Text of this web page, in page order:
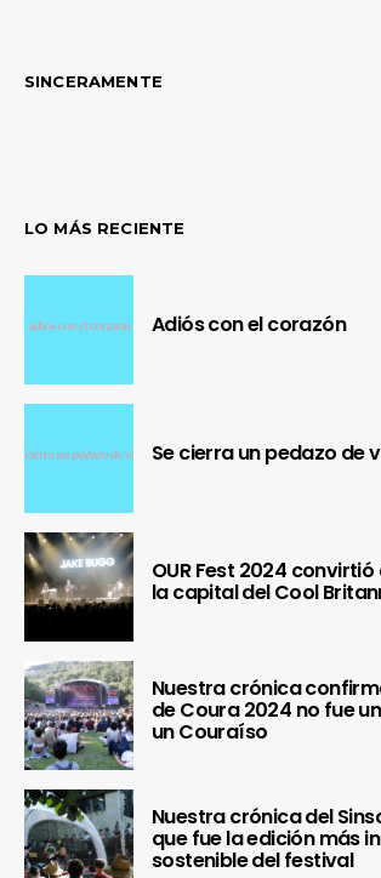
SINCERAMENTE
LO MÁS RECIENTE
Adiós con el corazón
Se cierra un pedazo de
OUR Fest 2024 convirtió
la capital del Cool
Nuestra crónica
de Coura 2024 no fue
un Couraíso
Nuestra crónica del
que fue la edición más
sostenible del festival